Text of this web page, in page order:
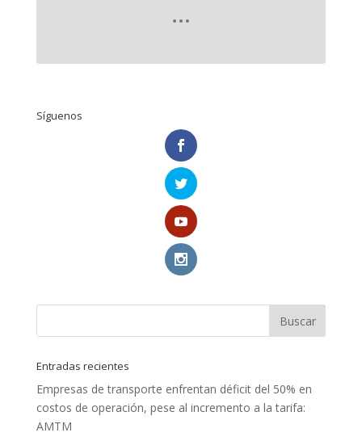
Síguenos
Entradas recientes
Empresas de transporte enfrentan déficit del 50% en
costos de operación, pese al incremento a la tarifa:
AMTM